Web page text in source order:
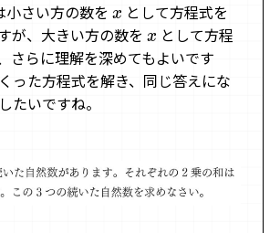
さい方の数を x として方程式を
が、大きい方の数を x として方程
さらに理解を深めてもよいです
った方程式を解き、同じ答えにな
たいですね。